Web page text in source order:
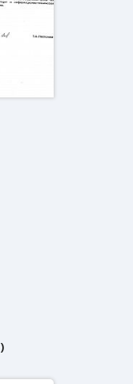
)